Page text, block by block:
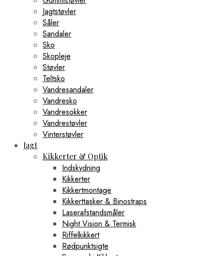
Jagtstøvler
Såler
Sandaler
Sko
Skopleje
Støvler
Teltsko
Vandresandaler
Vandresko
Vandresokker
Vandrestøvler
Vinterstøvler
Jagt
Kikkerter & Optik
Indskydning
Kikkerter
Kikkertmontage
Kikkerttasker & Binostraps
Laserafstandsmåler
Night Vision & Termisk
Riffelkikkert
Rødpunktsigte